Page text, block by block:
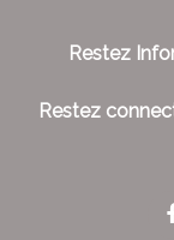
Restez
Restez